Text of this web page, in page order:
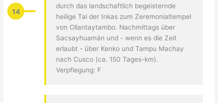
14
durch das landschaftlich begeisternde
heilige Tal der Inkas zum Zeremonialtempel
von Ollantaytambo. Nachmittags über
Sacsayhuamán und - wenn es die Zeit
erlaubt - über Kenko und Tampu Machay
nach Cusco (ca. 150 Tages-km).
Verpflegung: F